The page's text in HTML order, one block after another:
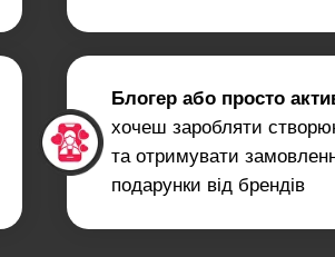
Блогер або просто
хочеш заробляти
та отримувати
подарунки від брендів